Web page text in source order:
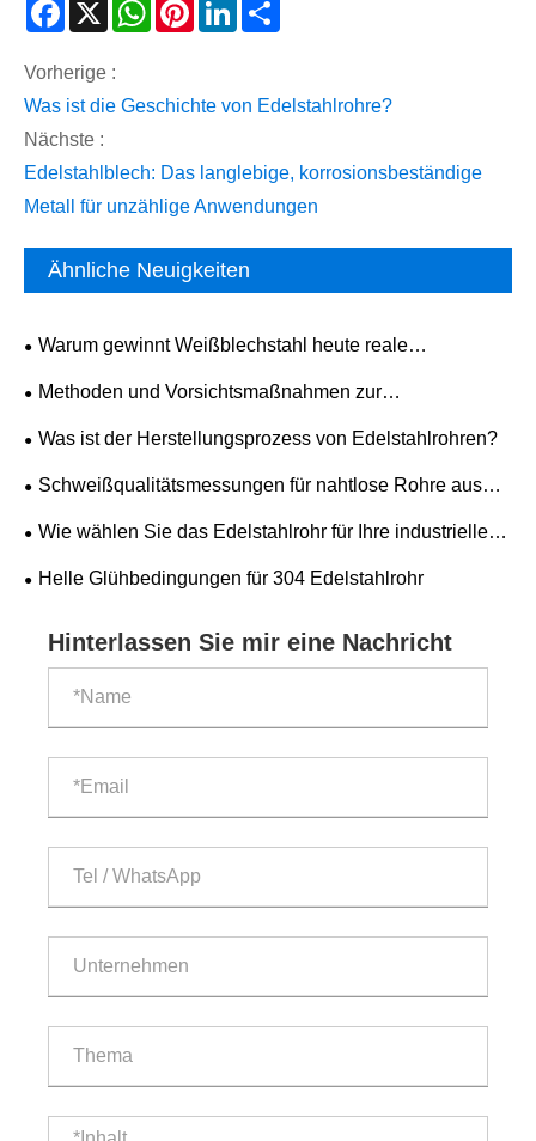
Facebook
X WhatsAppPinterestLinkedIn
Vorherige :
Was ist die Geschichte von Edelstahlrohre?
Nächste :
Edelstahlblech: Das langlebige, korrosionsbeständige
Metall für unzählige Anwendungen
Ähnliche Neuigkeiten
Warum gewinnt Weißblechstahl heute reale
Verpackungsprojekte?
​Methoden und Vorsichtsmaßnahmen zur
Oberflächenqualitätsprüfung für 304-Edelstahlblech
​Was ist der Herstellungsprozess von Edelstahlrohren?
​Schweißqualitätsmessungen für nahtlose Rohre aus
Edelstahl 304
Wie wählen Sie das Edelstahlrohr für Ihre industriellen
Anforderungen aus?
Helle Glühbedingungen für 304 Edelstahlrohr
Hinterlassen Sie mir eine Nachricht